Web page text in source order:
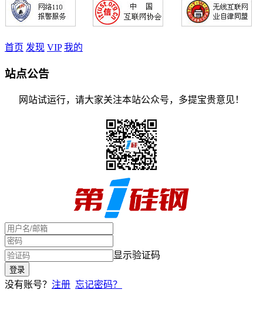
首页 发现 VIP 我的
站点公告
网站试运行，请大家关注本站公众号，多提宝贵意见！
显示验证码
没有账号？ 注册 忘记密码？